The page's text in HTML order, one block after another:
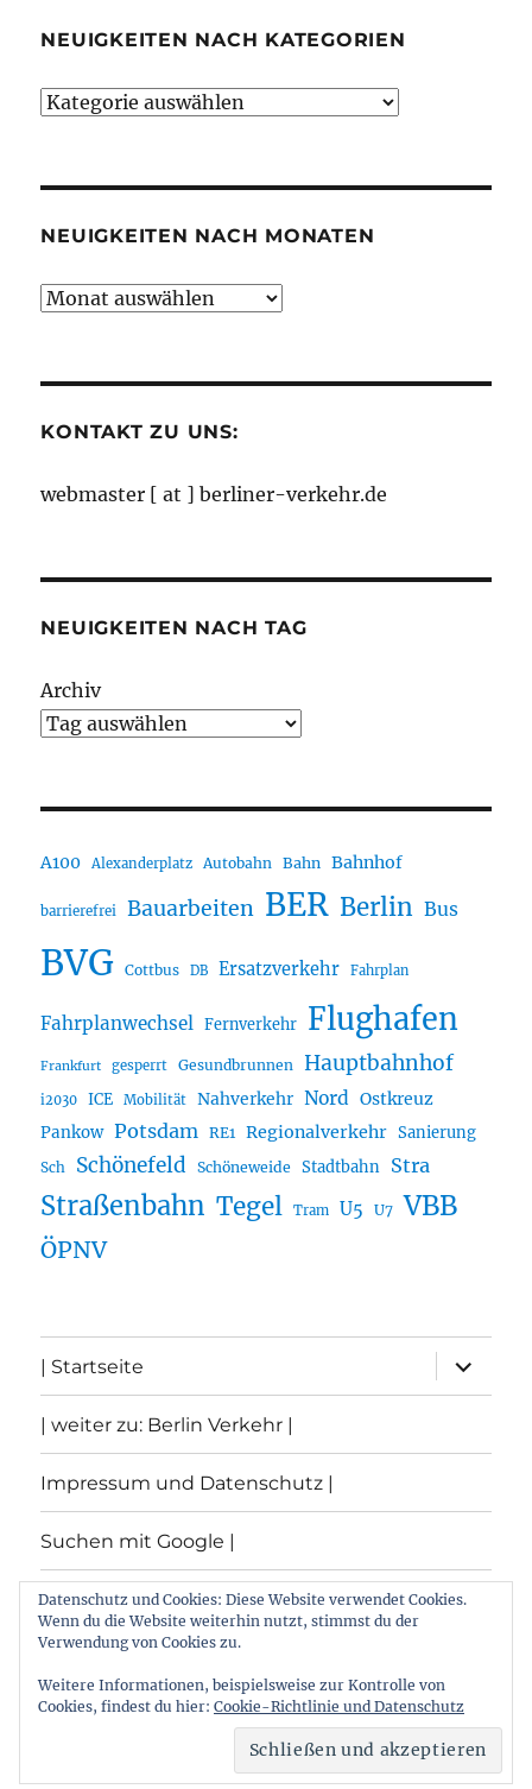
NEUIGKEITEN NACH KATEGORIEN
Neuigkeiten
NEUIGKEITEN NACH MONATEN
Neuigkeiten
KONTAKT ZU UNS:
webmaster [ at ] berliner-verkehr.de
NEUIGKEITEN NACH TAG
Archiv
A100 Alexanderplatz Autobahn Bahn Bahnhof
barrierefrei Bauarbeiten BER Berlin Bus
BVG Cottbus DB Ersatzverkehr Fahrplan
Fahrplanwechsel Fernverkehr Flughafen
Frankfurt gesperrt Gesundbrunnen Hauptbahnhof
i2030 ICE Mobilität Nahverkehr Nord Ostkreuz
Pankow Potsdam RE1 Regionalverkehr Sanierung
Sch Schönefeld Schöneweide Stadtbahn Stra
Straßenbahn Tegel Tram U5 U7 VBB
ÖPNV
| Startseite
öffnen
| weiter zu: Berlin Verkehr |
Impressum und Datenschutz |
Suchen mit Google |
Themen
Archiv von: Berlin:Verkehr
Stolz präsentiert von
Datenschutz und Cookies: Diese Website verwendet Cookies.
Wenn du die Website weiterhin nutzt, stimmst du der
Verwendung von Cookies zu.
Weitere Informationen, beispielsweise zur Kontrolle von
Cookies, findest du hier: Cookie-Richtlinie und Datenschutz